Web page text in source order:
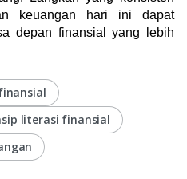
keuangan hari ini dapat
depan finansial yang lebih
literasi finansial